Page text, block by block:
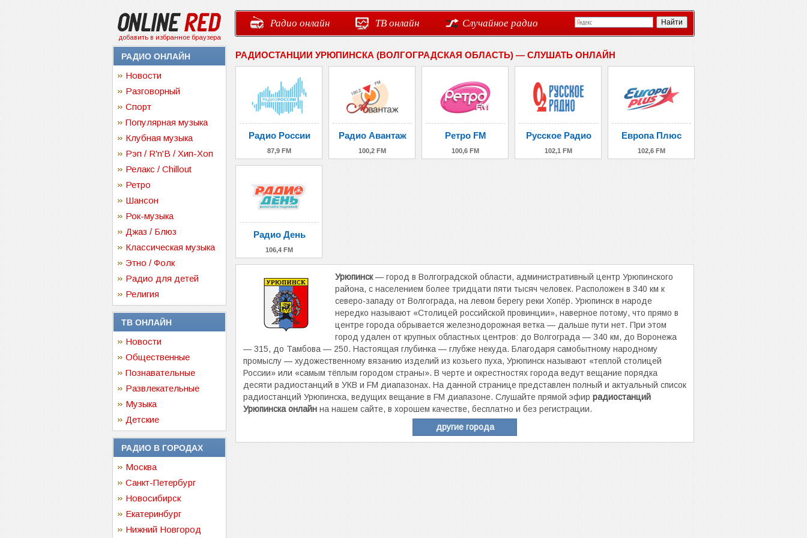
добавить в избранное браузера
Радио онлайн ТВ онлайн Случайное радио
РАДИО ОНЛАЙН
Новости
Разговорный
Спорт
Популярная музыка
Клубная музыка
Рэп / R'n'B / Хип-Хоп
Релакс / Chillout
Ретро
Шансон
Рок-музыка
Джаз / Блюз
Классическая музыка
Этно / Фолк
Радио для детей
Религия
ТВ ОНЛАЙН
Новости
Общественные
Познавательные
Развлекательные
Музыка
Детские
РАДИО В ГОРОДАХ
Москва
Санкт-Петербург
Новосибирск
Екатеринбург
Нижний Новгород
РАДИОСТАНЦИИ УРЮПИНСКА (ВОЛГОГРАДСКАЯ ОБЛАСТЬ) — СЛУШАТЬ ОНЛАЙН
Радио России
87,9 FM
Радио Авантаж
100,2 FM
Ретро FM
100,6 FM
Русское Радио
102,1 FM
Европа Плюс
102,6 FM
Радио День
106,4 FM
Урюпинск— город в Волгоградской области, административный центр Урюпинского
района, с населением более тридцати пяти тысяч человек. Расположен в 340 км к
северо-западу от Волгограда, на левом берегу реки Хопёр. Урюпинск в народе
нередко называют «Столицей российской провинции», наверное потому, что прямо в
центре города обрывается железнодорожная ветка — дальше пути нет. При этом
город удален от крупных областных центров: до Волгограда — 340 км, до Воронежа
— 315, до Тамбова — 250. Настоящая глубинка — глубже некуда. Благодаря самобытному народному
промыслу — художественному вязанию изделий из козьего пуха, Урюпинск называют «теплой столицей
России» или «самым тёплым городом страны». В черте и окрестностях города ведут вещание порядка
десяти радиостанций в УКВ и FM диапазонах. На данной странице представлен полный и актуальный список
радиостанций Урюпинска, ведущих вещание в FM диапазоне. Слушайте прямой эфир радиостанций
Урюпинска онлайн на нашем сайте, в хорошем качестве, бесплатно и без регистрации.
другие города